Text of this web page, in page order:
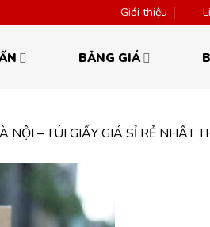
Giới thiệu
BẢNG GIÁ
NỘI – TÚI GIẤY GIÁ SỈ RẺ NHẤT